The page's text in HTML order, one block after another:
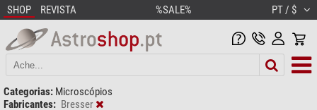
SHOP REVISTA %SALE% PT / $
Categorias: Microscópios
Fabricantes: Bresser